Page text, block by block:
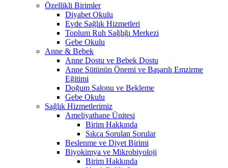
Özellikli Birimler
Diyabet Okulu
Evde Sağlık Hizmetleri
Toplum Ruh Sağlığı Merkezi
Gebe Okulu
Anne & Bebek
Anne Dostu ve Bebek Dostu
Anne Sütünün Önemi ve Başarılı Emzirme
Eğitimi
Doğum Salonu ve Bekleme
Gebe Okulu
Sağlık Hizmetlerimiz
Ameliyathane Ünitesi
Birim Hakkında
Sıkça Sorulan Sorular
Beslenme ve Diyet Birimi
Biyokimya ve Mikrobiyoloji
Birim Hakkında